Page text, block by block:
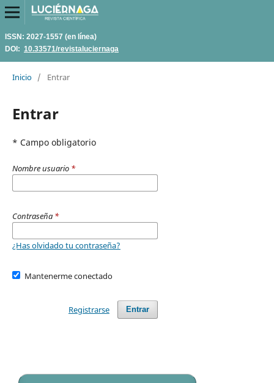
ISSN: 2027-1557 (en línea)
DOI: 10.33571/revistaluciernaga
Inicio / Entrar
Entrar
* Campo obligatorio
Nombre usuario *
Contraseña *
¿Has olvidado tu contraseña?
Mantenerme conectado
Entrar
Registrarse